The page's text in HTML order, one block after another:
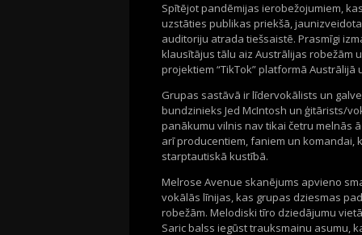
Spītējot pandēmijas ierobežojumiem,
uzstāties publikas priekšā,
auditoriju atrada tiešsaistē. Prasmīgi
klausītājus tālu aiz Austrālijas robežām
projektiem “TikTok” platformā Austrālijā
Grupas sastāvā ir līdervokālists un
bundzinieks Jed McIntosh un ģitārists/
panākumu vilnis nav tikai četru melnās
arī producentiem, faniem un
starptautiskā kustībā.
Melrose Avenue skanējums apvieno
vokālās līnijas, kas grupas dziesmas
robežām. Melodiski tīro dziedājumu
Saric balss iegūst trauksmainu asumu,